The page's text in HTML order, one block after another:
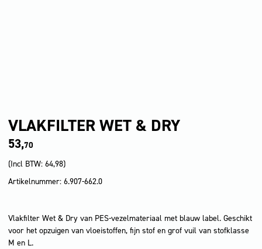
VLAKFILTER WET & DRY
53,70
(Incl BTW: 64,98)
Artikelnummer: 6.907-662.0
Vlakfilter Wet & Dry van PES-vezelmateriaal met blauw label. Geschikt
voor het opzuigen van vloeistoffen, fijn stof en grof vuil van stofklasse
M en L.